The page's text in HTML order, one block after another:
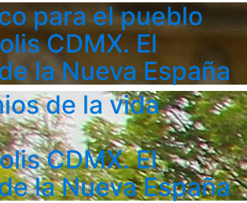
para el pueblo
CDMX. El
la Nueva España
de la vida
CDMX. El
la Nueva España